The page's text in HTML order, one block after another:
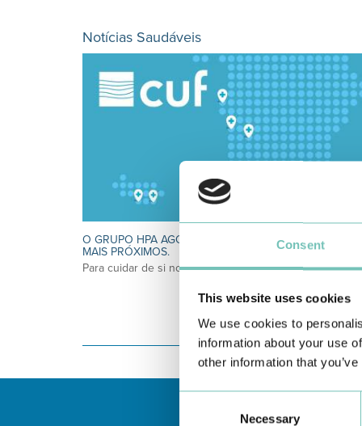
Consent
This website uses cookies
We use cookies to
information about your use
other information that
Necessary
Notícias Saudáveis
O GRUPO HPA AGORA É CUF: JUNTOS E CADA VEZ
MAIS PRÓXIMOS.
Para cuidar de si no Algarve, Alentejo e Madeira